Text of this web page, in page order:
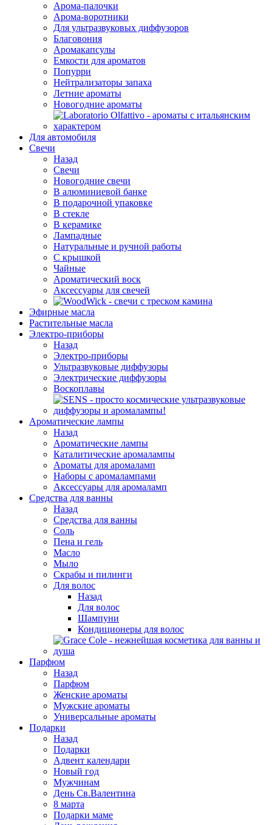
Арома-палочки
Арома-воротники
Для ультразвуковых диффузоров
Благовония
Аромакапсулы
Емкости для ароматов
Попурри
Нейтрализаторы запаха
Летние ароматы
Новогодние ароматы
Для автомобиля
Свечи
Назад
Свечи
Новогодние свечи
В алюминиевой банке
В подарочной упаковке
В стекле
В керамике
Лампадные
Натуральные и ручной работы
С крышкой
Чайные
Ароматический воск
Аксессуары для свечей
Эфирные масла
Растительные масла
Электро-приборы
Назад
Электро-приборы
Ультразвуковые диффузоры
Электрические диффузоры
Воскоплавы
Ароматические лампы
Назад
Ароматические лампы
Каталитические аромалампы
Ароматы для аромаламп
Наборы с аромалампами
Аксессуары для аромаламп
Средства для ванны
Назад
Средства для ванны
Соль
Пена и гель
Масло
Мыло
Скрабы и пилинги
Для волос
Назад
Для волос
Шампуни
Кондиционеры для волос
Парфюм
Назад
Парфюм
Женские ароматы
Мужские ароматы
Универсальные ароматы
Подарки
Назад
Подарки
Адвент календари
Новый год
Мужчинам
День Св.Валентина
8 марта
Подарки маме